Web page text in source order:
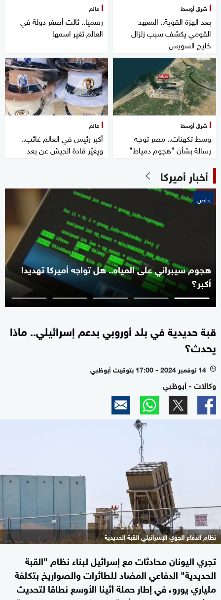
شرق أوسط
بعد الهزة القوية.. المعهد
القومي يكشف سبب زلزال
خليج السويس
عالم
رسميا.. ثالث أصغر دولة في
العالم تغير اسمها
شرق أوسط
وسط تكهنات.. مصر توجه
رسالة بشأن "هجوم دمياط"
عالم
أكبر رئيس في العالم غائب..
ويغيّر قادة الجيش عن بعد
أخبار أميركا
خاص
هجوم سيبراني على المياه.. هل تواجه أميركا تهديدا
أكبر؟
قبة حديدية في بلد أوروبي بدعم إسرائيلي.. ماذا
يحدث؟
l 14 نوفمبر 2024 - 17:00 بتوقيت أبوظبي
وكالات - أبوظبي
نظام الدفاع الجوي الإسرائيلي القبة الحديدية
تجري اليونان محادثات مع إسرائيل لبناء نظام "القبة
الحديدية" الدفاعي المضاد للطائرات والصواريخ بتكلفة
ملياري يورو، في إطار حملة أثينا الأوسع نطاقا لتحديث